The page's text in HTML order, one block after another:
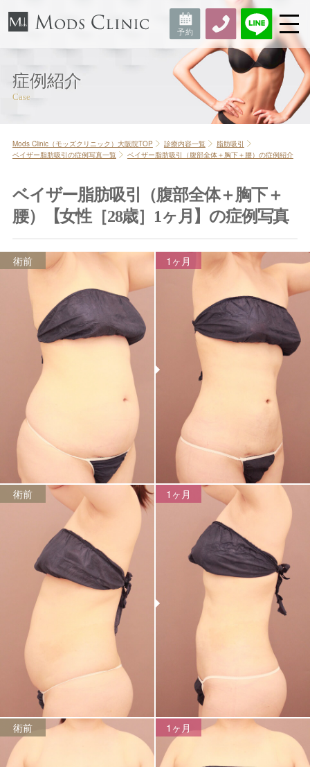
症例紹介
Mods Clinic（モッズクリニック）大阪院TOP 診療内容一覧
脂肪吸引
ベイザー脂肪吸引の症例写真一覧
ベイザー脂肪吸引（腹部全体＋胸下＋腰）の症例紹介
ベイザー脂肪吸引（腹部全体＋胸下＋
腰）【女性［28歳］1ヶ月】の症例写真
術前 1ヶ月
術前 1ヶ月
術前 1ヶ月